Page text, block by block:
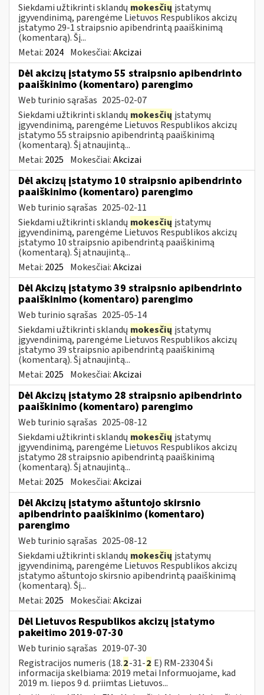
Siekdami užtikrinti sklandų mokesčių įstatymų
įgyvendinimą, parengėme Lietuvos Respublikos akcizų
įstatymo 29-1 straipsnio apibendrintą paaiškinimą
(komentarą). Šį...
Metai: 2024 Mokesčiai:Akcizai
Dėl akcizų įstatymo 55 straipsnio apibendrinto
paaiškinimo (komentaro) parengimo
Web turinio sąrašas 2025-02-07
Siekdami užtikrinti sklandų mokesčių įstatymų
įgyvendinimą, parengėme Lietuvos Respublikos akcizų
įstatymo 55 straipsnio apibendrintą paaiškinimą
(komentarą). Šį atnaujintą...
Metai: 2025 Mokesčiai:Akcizai
Dėl akcizų įstatymo 10 straipsnio apibendrinto
paaiškinimo (komentaro) parengimo
Web turinio sąrašas 2025-02-11
Siekdami užtikrinti sklandų mokesčių įstatymų
įgyvendinimą, parengėme Lietuvos Respublikos akcizų
įstatymo 10 straipsnio apibendrintą paaiškinimą
(komentarą). Šį atnaujintą...
Metai: 2025 Mokesčiai:Akcizai
Dėl Akcizų įstatymo 39 straipsnio apibendrinto
paaiškinimo (komentaro) parengimo
Web turinio sąrašas 2025-05-14
Siekdami užtikrinti sklandų mokesčių įstatymų
įgyvendinimą, parengėme Lietuvos Respublikos akcizų
įstatymo 39 straipsnio apibendrintą paaiškinimą
(komentarą). Šį atnaujintą...
Metai: 2025 Mokesčiai:Akcizai
Dėl Akcizų įstatymo 28 straipsnio apibendrinto
paaiškinimo (komentaro) parengimo
Web turinio sąrašas 2025-08-12
Siekdami užtikrinti sklandų mokesčių įstatymų
įgyvendinimą, parengėme Lietuvos Respublikos akcizų
įstatymo 28 straipsnio apibendrintą paaiškinimą
(komentarą). Šį atnaujintą...
Metai: 2025 Mokesčiai:Akcizai
Dėl Akcizų įstatymo aštuntojo skirsnio
apibendrinto paaiškinimo (komentaro)
parengimo
Web turinio sąrašas 2025-08-12
Siekdami užtikrinti sklandų mokesčių įstatymų
įgyvendinimą, parengėme Lietuvos Respublikos akcizų
įstatymo aštuntojo skirsnio apibendrintą paaiškinimą
(komentarą). Šį...
Metai: 2025 Mokesčiai:Akcizai
Dėl Lietuvos Respublikos akcizų įstatymo
pakeitimo 2019-07-30
Web turinio sąrašas 2019-07-30
Registracijos numeris (18.2-31-2 E) RM-23304 Ši
informacija skelbiama: 2019 metai Informuojame, kad
2019 m. liepos 9 d. priimtas Lietuvos...